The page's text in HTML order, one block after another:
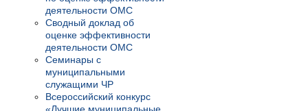
деятельности ОМС
Сводный доклад об
оценке эффективности
деятельности ОМС
Семинары с
муниципальными
служащими ЧР
Всероссийский конкурс